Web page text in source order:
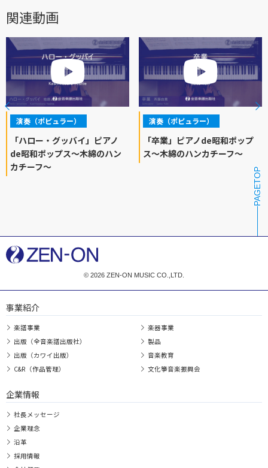
関連動画
演奏（ポピュラー）
「ハロー・グッバイ」ピアノ
de昭和ポップス～木綿のハン
カチーフ～
演奏（ポピュラー）
「卒業」ピアノde昭和ポップ
ス～木綿のハンカチーフ～
PAGETOP
© 2026 ZEN-ON MUSIC CO.,LTD.
事業紹介
楽譜事業
出版（全音楽譜出版社）
出版（カワイ出版）
C&R（作品管理）
楽器事業
製品
音楽教育
文化箏音楽振興会
企業情報
社長メッセージ
企業理念
沿革
採用情報